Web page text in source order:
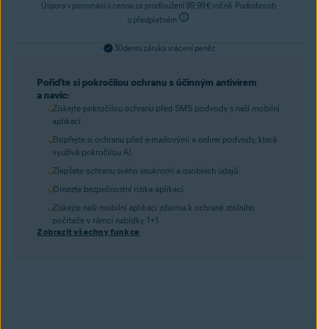
Pořiďte si pokročilou ochranu s účinným antivirem
a navíc:
Získejte pokročilou ochranu před SMS podvody s naší mobilní
aplikací.
Dopřejte si ochranu před e-mailovými a online podvody, která
využívá pokročilou AI.
Zlepšete ochranu svého soukromí a osobních údajů.
Omezte bezpečnostní rizika aplikací.
Získejte naši mobilní aplikaci zdarma k ochraně stolního
počítače v rámci nabídky 1+1.
Zobrazit všechny funkce
Úspora v porovnání s cenou za prodloužení 99,99 € ročně. Podrobnosti
o předplatném
30denní záruka vrácení peněz